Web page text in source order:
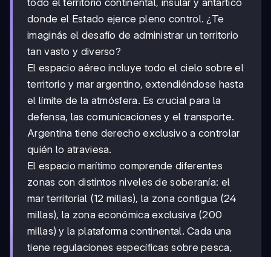
todo el territorio continental, insular y antártico
donde el Estado ejerce pleno control. ¿Te
imaginás el desafío de administrar un territorio
tan vasto y diverso?
El espacio aéreo incluye todo el cielo sobre el
territorio y mar argentino, extendiéndose hasta
el límite de la atmósfera. Es crucial para la
defensa, las comunicaciones y el transporte.
Argentina tiene derecho exclusivo a controlar
quién lo atraviesa.
El espacio marítimo comprende diferentes
zonas con distintos niveles de soberanía: el
mar territorial (12 millas), la zona contigua (24
millas), la zona económica exclusiva (200
millas) y la plataforma continental. Cada una
tiene regulaciones específicas sobre pesca,